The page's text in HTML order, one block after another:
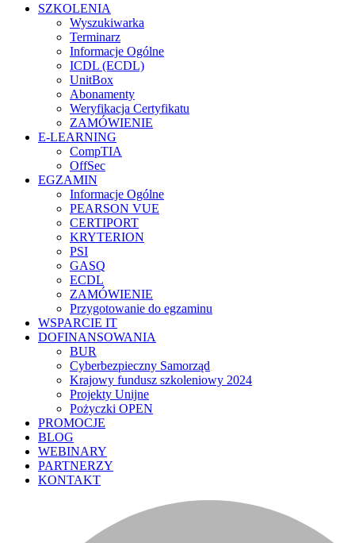
SZKOLENIA
Wyszukiwarka
Terminarz
Informacje Ogólne
ICDL (ECDL)
UnitBox
Abonamenty
Weryfikacja Certyfikatu
ZAMÓWIENIE
E-LEARNING
CompTIA
OffSec
EGZAMIN
Informacje Ogólne
PEARSON VUE
CERTIPORT
KRYTERION
PSI
GASQ
ECDL
ZAMÓWIENIE
Przygotowanie do egzaminu
WSPARCIE IT
DOFINANSOWANIA
BUR
Cyberbezpieczny Samorząd
Krajowy fundusz szkoleniowy 2024
Projekty Unijne
Pożyczki OPEN
PROMOCJE
BLOG
WEBINARY
PARTNERZY
KONTAKT